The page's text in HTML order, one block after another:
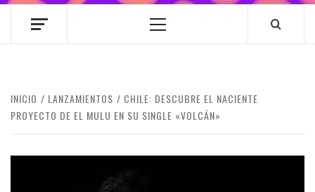
Menú
INICIO LANZAMIENTOS
CHILE: DESCUBRE EL NACIENTE
PROYECTO DE EL MULU EN SU SINGLE «VOLCÁN»